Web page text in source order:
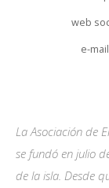
web
e-
La Asociación de
se fundó en julio
de la isla. Desde